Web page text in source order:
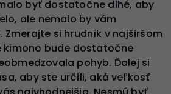
byť dostatočne dlhé, aby
ale nemalo by vám
Zmerajte si hrudník v najširšom
kimono bude dostatočne
pohyb. Ďalej si
aby ste určili, aká veľkosť